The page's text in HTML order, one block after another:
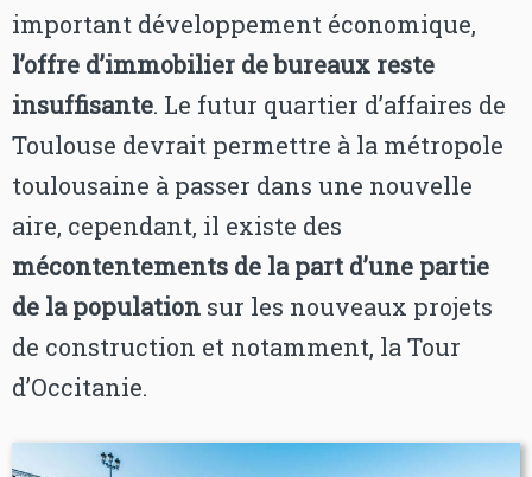
important développement économique,
l’offre d’immobilier de bureaux reste
insuffisante. Le futur quartier d’affaires de
Toulouse devrait permettre à la métropole
toulousaine à passer dans une nouvelle
aire, cependant, il existe des
mécontentements de la part d’une partie
de la population sur les nouveaux projets
de construction et notamment, la Tour
d’Occitanie.